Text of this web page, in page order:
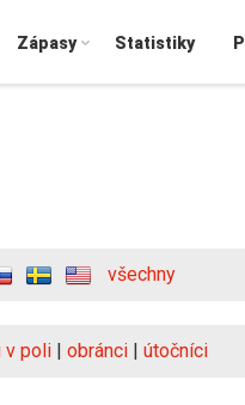
Zápasy Statistiky
všechny
v poli | obránci | útočníci